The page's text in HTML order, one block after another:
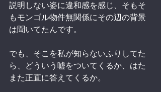
説明しない姿に違和感を感じ、そもそ
もモンゴル物件無関係にその辺の背景
は聞いてたんです。
でも、そこを私が知らないふりしてた
ら、どういう嘘をついてくるか、はた
また正直に答えてくるか。